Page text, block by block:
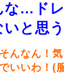
な…ド
と思
んなん！
いいわ！(